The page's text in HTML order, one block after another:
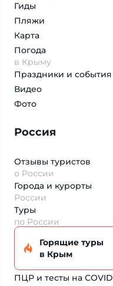
Гиды
Пляжи
Карта
Погода
в Крыму
Праздники и события
Видео
Фото
Россия
Отзывы туристов
о России
Города и курорты
России
Туры
по России
Горящие туры
в Крым
ПЦР и тесты на COVID